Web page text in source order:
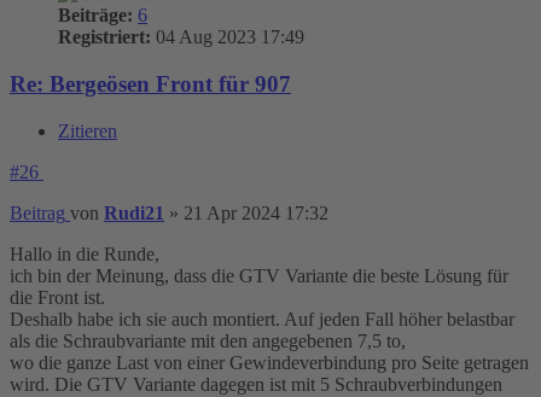
Beiträge: 6
Registriert: 04 Aug 2023 17:49
Re: Bergeösen Front für 907
Zitieren
#26
Beitrag von Rudi21 » 21 Apr 2024 17:32
Hallo in die Runde,
ich bin der Meinung, dass die GTV Variante die beste Lösung für
die Front ist.
Deshalb habe ich sie auch montiert. Auf jeden Fall höher belastbar
als die Schraubvariante mit den angegebenen 7,5 to,
wo die ganze Last von einer Gewindeverbindung pro Seite getragen
wird. Die GTV Variante dagegen ist mit 5 Schraubverbindungen